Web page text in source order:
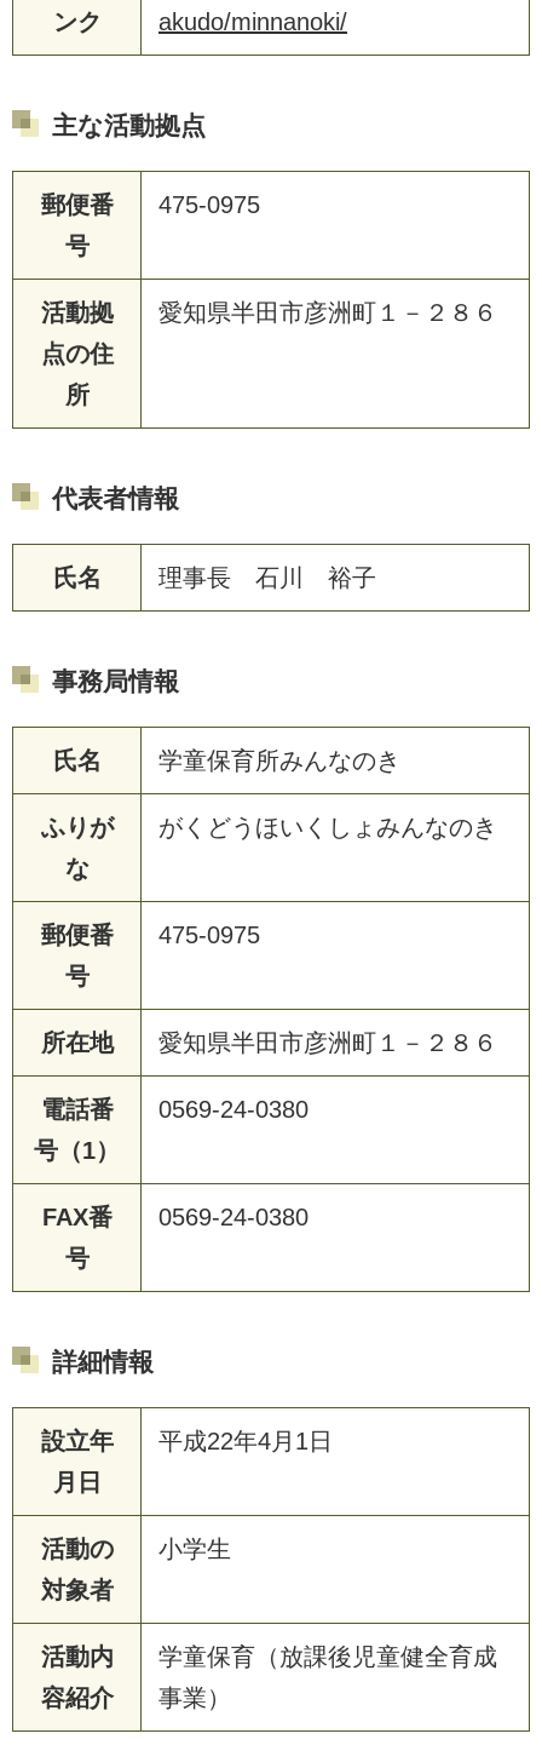
ンク
akudo/minnanoki/
主な活動拠点
郵便番
号
475-0975
活動拠
点の住
所
愛知県半田市彦洲町１－２８６
代表者情報
氏名 理事長 石川 裕子
事務局情報
氏名 学童保育所みんなのき
ふりが
な
がくどうほいくしょみんなのき
郵便番
号
475-0975
所在地 愛知県半田市彦洲町１－２８６
電話番
号（1）
0569-24-0380
FAX番
号
0569-24-0380
詳細情報
設立年
月日
平成22年4月1日
活動の
対象者
小学生
活動内
容紹介
学童保育（放課後児童健全育成
事業）